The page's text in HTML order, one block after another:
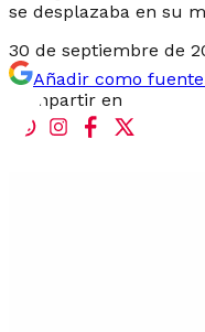
se desplazaba en su
30 de septiembre de
Añadir como
Compartir en